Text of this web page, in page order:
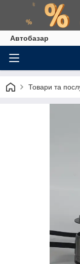
Автобазар
Товари та